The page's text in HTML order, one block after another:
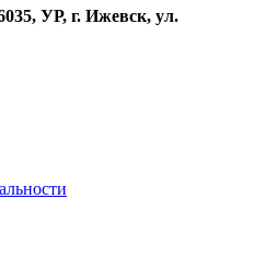
УР, г. Ижевск, ул.